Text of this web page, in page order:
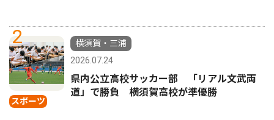
2
スポーツ
横須賀・三浦
2026.07.24
県内公立高校サッカー部 「リアル文武両
道」で勝負 横須賀高校が準優勝